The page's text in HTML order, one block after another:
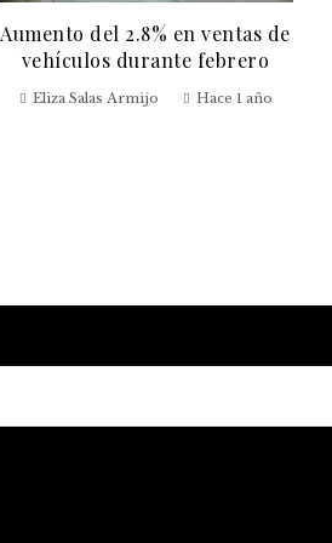
Aumento del 2.8% en ventas de
vehículos durante febrero
Eliza Salas Armijo Hace 1 año